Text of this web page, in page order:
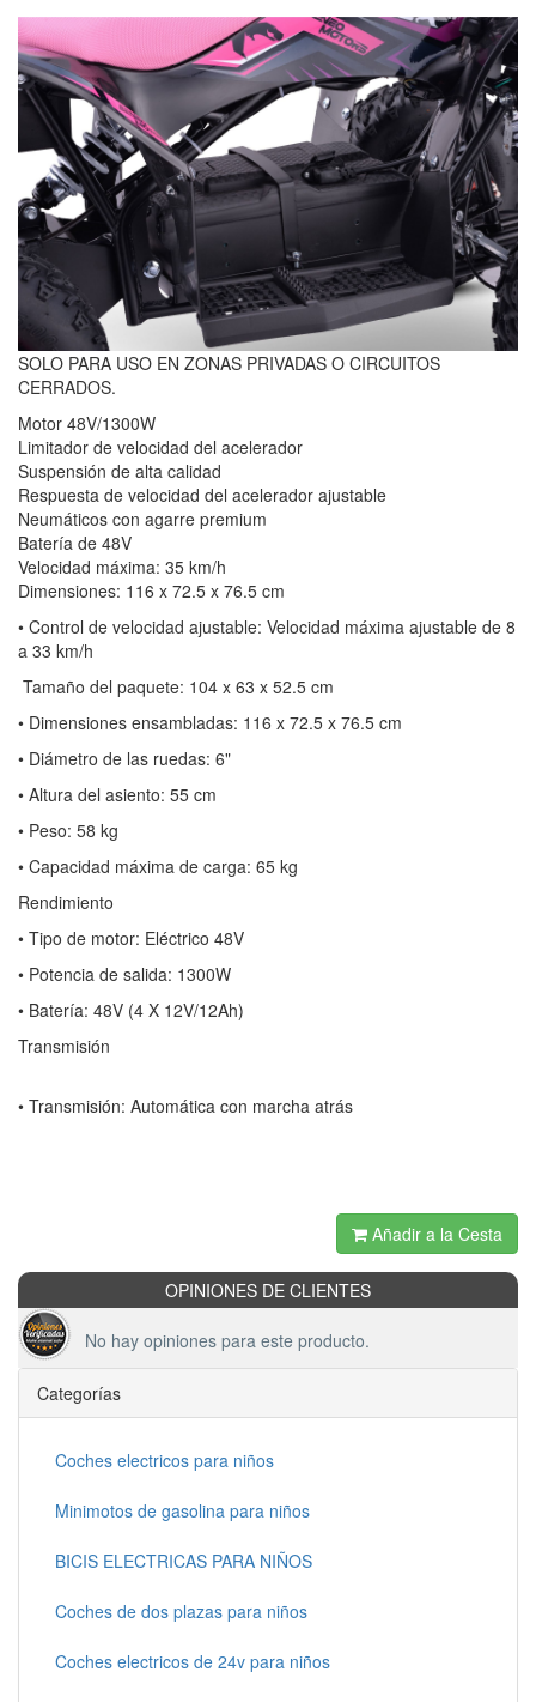
SOLO PARA USO EN ZONAS PRIVADAS O CIRCUITOS
CERRADOS.
Motor 48V/1300W
Limitador de velocidad del acelerador
Suspensión de alta calidad
Respuesta de velocidad del acelerador ajustable
Neumáticos con agarre premium
Batería de 48V
Velocidad máxima: 35 km/h
Dimensiones: 116 x 72.5 x 76.5 cm
• Control de velocidad ajustable: Velocidad máxima ajustable de 8
a 33 km/h
Tamaño del paquete: 104 x 63 x 52.5 cm
• Dimensiones ensambladas: 116 x 72.5 x 76.5 cm
• Diámetro de las ruedas: 6"
• Altura del asiento: 55 cm
• Peso: 58 kg
• Capacidad máxima de carga: 65 kg
Rendimiento
• Tipo de motor: Eléctrico 48V
• Potencia de salida: 1300W
• Batería: 48V (4 X 12V/12Ah)
Transmisión
• Transmisión: Automática con marcha atrás
Añadir a la Cesta
OPINIONES DE CLIENTES
No hay opiniones para este producto.
Categorías
Coches electricos para niños
Minimotos de gasolina para niños
BICIS ELECTRICAS PARA NIÑOS
Coches de dos plazas para niños
Coches electricos de 24v para niños